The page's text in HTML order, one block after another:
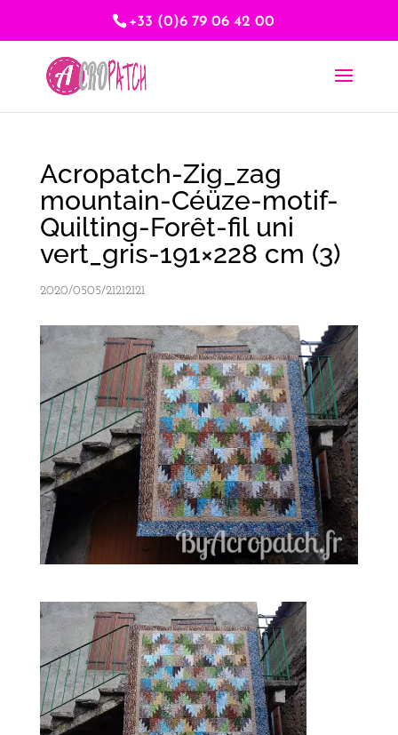
+33 (0)6 79 06 42 00
Acropatch-Zig_zag
mountain-Céüze-motif-
Quilting-Forêt-fil uni
vert_gris-191×228 cm (3)
2020/0505/21212121